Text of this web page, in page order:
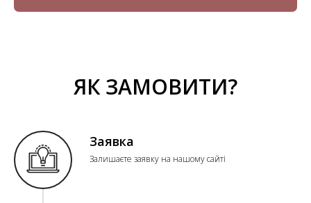
ЯК ЗАМОВИТИ?
Заявка
Залишаєте заявку на нашому сайті